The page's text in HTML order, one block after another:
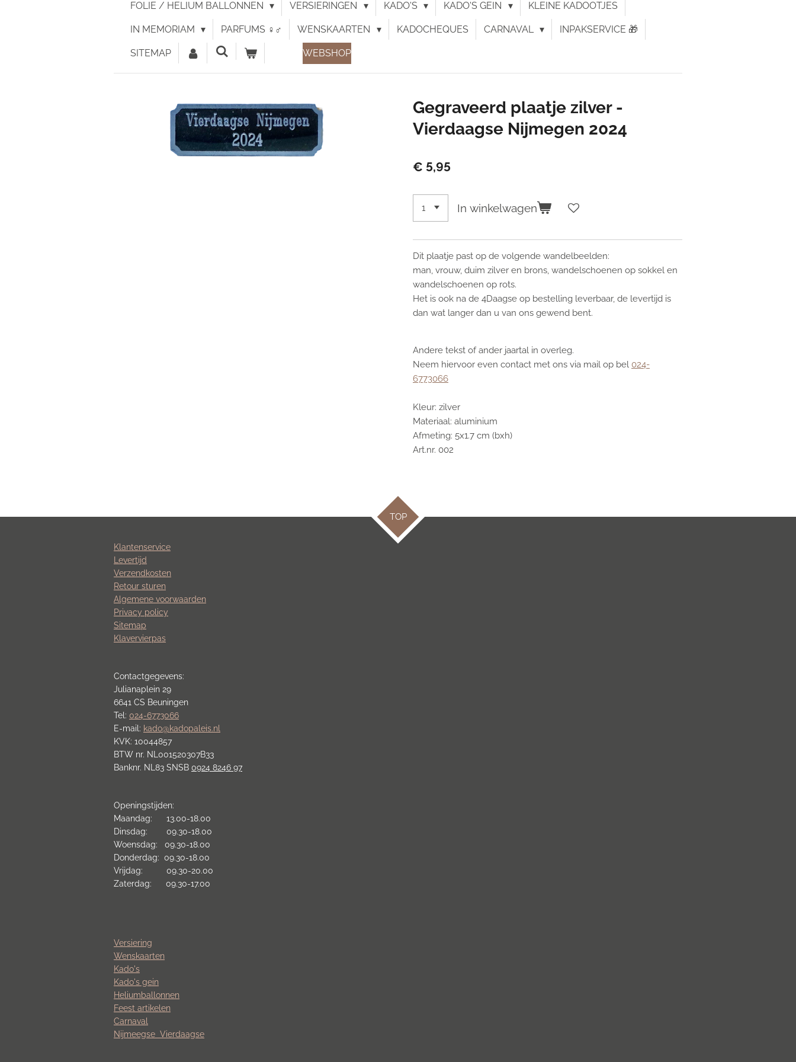
FOLIE / HELIUM BALLONNEN VERSIERINGEN KADO'S KADO'S GEIN KLEINE KADOOTJES
IN MEMORIAM PARFUMS ♀︎♂︎ WENSKAARTEN KADOCHEQUES CARNAVAL INPAKSERVICE 🎁
SITEMAP WEBSHOP
Gegraveerd plaatje zilver -
Vierdaagse Nijmegen 2024
€ 5,95
In winkelwagen
Dit plaatje past op de volgende wandelbeelden:
man, vrouw, duim zilver en brons, wandelschoenen op sokkel en
wandelschoenen op rots.
Het is ook na de 4Daagse op bestelling leverbaar, de levertijd is
dan wat langer dan u van ons gewend bent.
Andere tekst of ander jaartal in overleg.
Neem hiervoor even contact met ons via mail op bel 024-
6773066
Kleur: zilver
Materiaal: aluminium
Afmeting: 5x1.7 cm (bxh)
Art.nr. 002
TOP
Klantenservice
Levertijd
Verzendkosten
Retour sturen
Algemene voorwaarden
Privacy policy
Sitemap
Klavervierpas
Contactgegevens:
Julianaplein 29
6641 CS Beuningen
Tel: 024-6773066
E-mail: kado@kadopaleis.nl
KVK: 10044857
BTW nr. NL001520307B33
Banknr. NL83 SNSB 0924 8246 97
Openingstijden:
Maandag: 13.00-18.00
Dinsdag: 09.30-18.00
Woensdag: 09.30-18.00
Donderdag: 09.30-18.00
Vrijdag: 09.30-20.00
Zaterdag: 09.30-17.00
Versiering
Wenskaarten
Kado's
Kado's gein
Heliumballonnen
Feest artikelen
Carnaval
Nijmeegse Vierdaagse